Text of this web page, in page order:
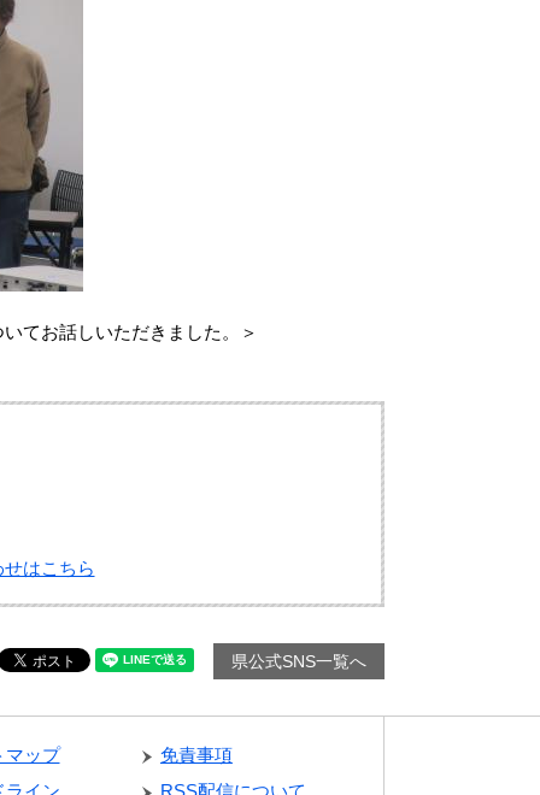
てお話しいただきました。＞
はこちら
県公式SNS一覧へ
マップ
免責事項